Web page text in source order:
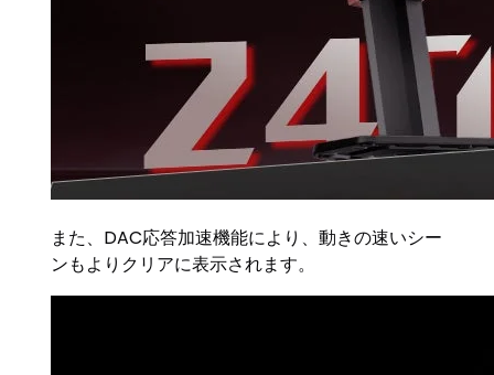
また、DAC応答加速機能により、動きの速いシー
ンもよりクリアに表示されます。